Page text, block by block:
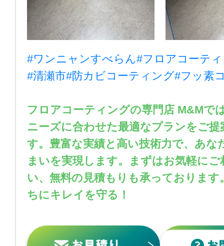
#ワンニャンすべらん#フロアコーテ
#清瀬市#防カビコーティング#フッ素
フロアコーティングの専門店 M&Mで
ニーズに合わせた最適なプランをご提
す。豊富な実績と高い技術力で、あな
まいを実現します。まずはお気軽にご
い、無料の見積もりも承っております
ちにキレイを守る！